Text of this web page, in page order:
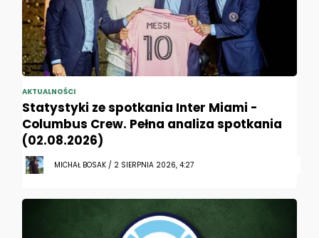
AKTUALNOŚCI
Statystyki ze spotkania Inter Miami -
Columbus Crew. Pełna analiza spotkania
(02.08.2026)
MICHAŁ BOSAK / 2 SIERPNIA 2026, 4:27